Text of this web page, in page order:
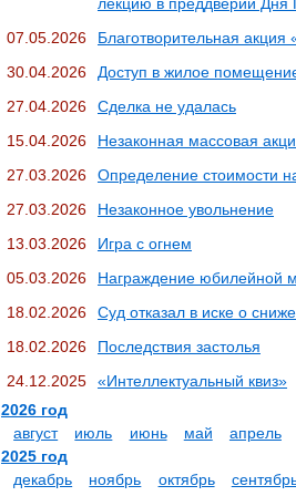
07.05.2026
Благотворительная
30.04.2026
Доступ в жилое
27.04.2026
Сделка не удалась
15.04.2026
Незаконная массовая
27.03.2026
Определение стоимости
27.03.2026
Незаконное увольнение
13.03.2026
Игра с огнем
05.03.2026
Награждение юбилейной
18.02.2026
Суд отказал в иске о
18.02.2026
Последствия застолья
24.12.2025
«Интеллектуальный квиз»
2026 год
август
июль июнь май апрель
2025 год
декабрь
ноябрь октябрь